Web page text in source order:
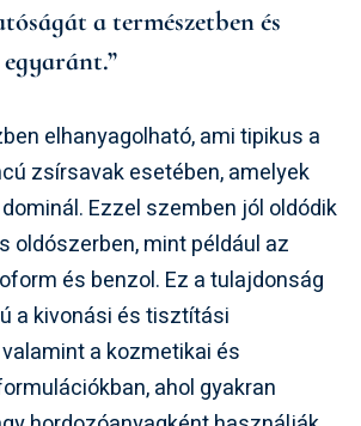
a természetben és
elhanyagolható, ami tipikus a
zsírsavak esetében, amelyek
Ezzel szemben jól oldódik
oldószerben, mint például az
és benzol. Ez a tulajdonság
a kivonási és tisztítási
a kozmetikai és
ahol gyakran